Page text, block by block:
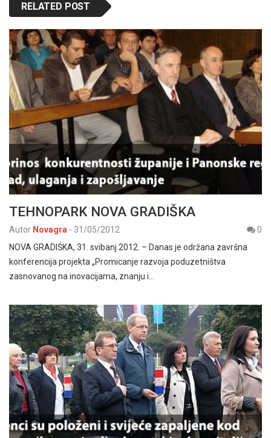
RELATED POST
TEHNOPARK NOVA GRADIŠKA
Autor Novagra - 31/05/2012
0
NOVA GRADIŠKA, 31. svibanj 2012. – Danas je održana završna
konferencija projekta „Promicanje razvoja poduzetništva
zasnovanog na inovacijama, znanju i…